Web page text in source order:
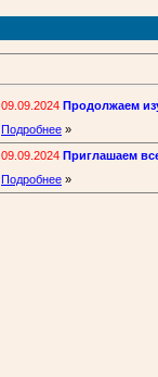
09.09.2024 Продолжаем
Подробнее »
09.09.2024 Приглашаем
Подробнее »